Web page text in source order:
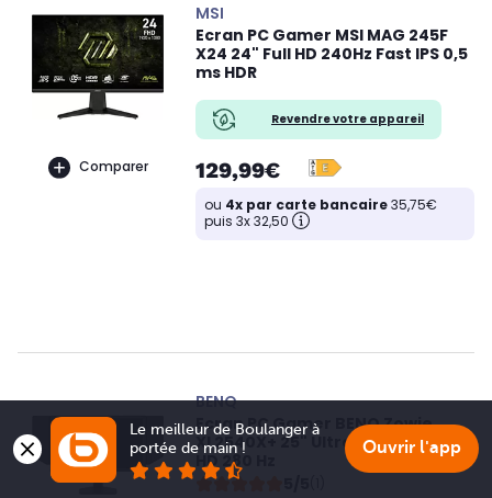
Comparer
MSI
Ecran PC Gamer MSI MAG 245F
X24 24" Full HD 240Hz Fast IPS 0,5
ms HDR
Revendre votre appareil
129,99€
ou 4x par carte bancaire35,75€
puis 3x 32,50
BENQ
Ecran PC Gamer BENQ Zowie
XL2540X+ 25" Ultra Fast TN Full
HD 280 Hz
Le meilleur de Boulanger à
portée de main !
Ouvrir l'app